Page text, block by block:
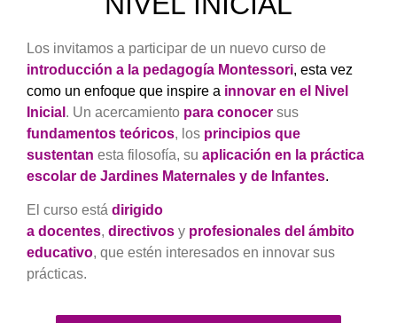
Los invitamos a participar de un nuevo curso de
introducción a la pedagogía Montessori, esta vez
como un enfoque que inspire a innovar en el Nivel
Inicial . Un acercamiento para conocer sus
fundamentos teóricos, los principios que
sustentan esta filosofía, su aplicación en la práctica
escolar de Jardines Maternales y de Infantes.
El curso está dirigido
a docentes, directivos y profesionales del ámbito
educativo, que estén interesados en innovar sus
prácticas.